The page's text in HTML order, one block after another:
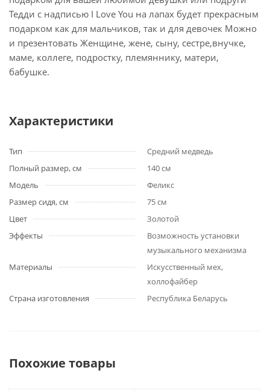
Тедди с надписью I Love You на лапах будет прекрасным
подарком как для мальчиков, так и для девочек Можно
и презентовать Женщине, жене, сыну, сестре,внучке,
маме, коллеге, подростку, племяннику, матери,
бабушке.
Характеристики
Тип
Средний медведь
Полный размер, см
140 см
Модель
Феликс
Размер сидя, см
75 см
Цвет
Золотой
Эффекты
Возможность установки
музыкального механизма
Материалы
Искусственный мех,
холлофайбер
Страна изготовления
Республика Беларусь
Похожие товары